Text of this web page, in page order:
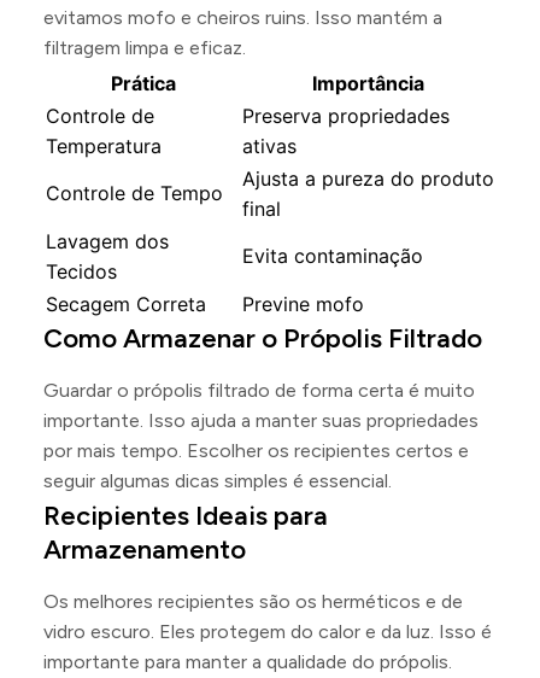
evitamos mofo e cheiros ruins. Isso mantém a
filtragem limpa e eficaz.
Prática
Importância
Controle de
Temperatura
Preserva propriedades
ativas
Controle de Tempo
Ajusta a pureza do produto
final
Lavagem dos
Tecidos
Evita contaminação
Secagem Correta
Previne mofo
Como Armazenar o Própolis Filtrado
Guardar o própolis filtrado de forma certa é muito
importante. Isso ajuda a manter suas propriedades
por mais tempo. Escolher os recipientes certos e
seguir algumas dicas simples é essencial.
Recipientes Ideais para
Armazenamento
Os melhores recipientes são os herméticos e de
vidro escuro. Eles protegem do calor e da luz. Isso é
importante para manter a qualidade do própolis.